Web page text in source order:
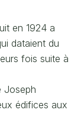
en 1924 a
dataient du
fois suite à
Joseph
édifices aux